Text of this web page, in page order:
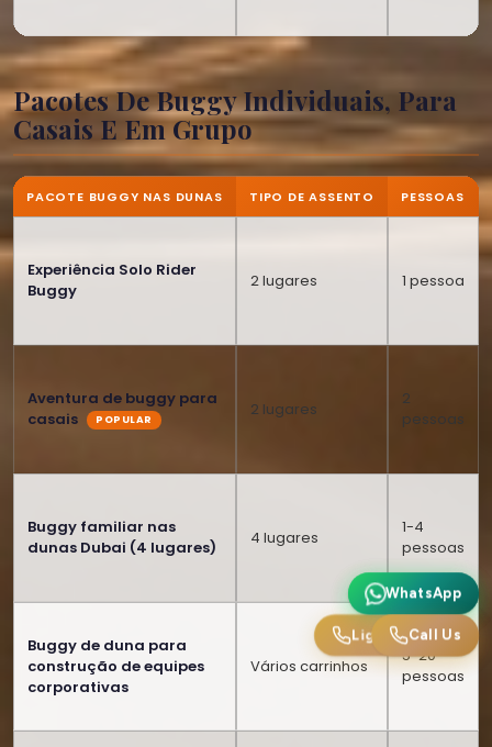
Pacotes De Buggy Individuais, Para
Casais E Em Grupo
PACOTE BUGGY NAS DUNAS TIPO DE ASSENTO PESSOAS
Experiência Solo Rider
Buggy
2 lugares 1 pessoa
Aventura de buggy para
casais
2 lugares
2
pessoas
Buggy familiar nas
dunas Dubai (4 lugares)
4 lugares
1-4
pessoas
Buggy de duna para
construção de equipes
corporativas
Vários carrinhos
5-20
pessoas
WhatsApp
Ligue para nós
WhatsApp
Call Us